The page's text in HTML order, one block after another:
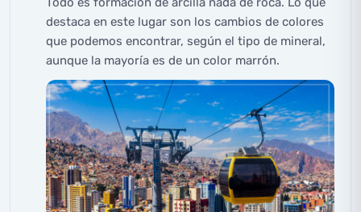
destaca en este lugar son los cambios de colores
que podemos encontrar, según el tipo de mineral,
aunque la mayoría es de un color marrón.